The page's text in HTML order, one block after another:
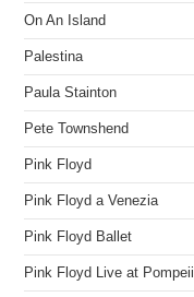
On An Island
Palestina
Paula Stainton
Pete Townshend
Pink Floyd
Pink Floyd a Venezia
Pink Floyd Ballet
Pink Floyd Live at Pompeii